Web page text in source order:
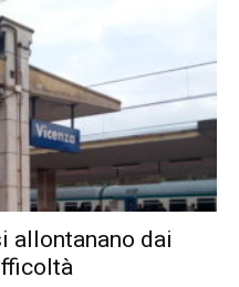
allontanano dai